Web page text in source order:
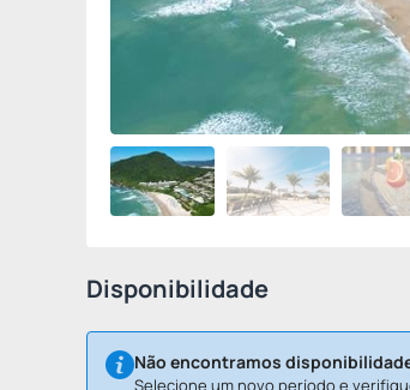
Disponibilidade
Não encontramos
Selecione um novo período e